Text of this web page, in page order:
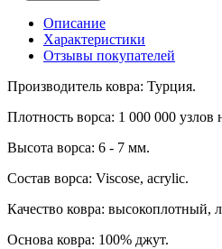
Описание
Характеристики
Отзывы покупателей
Производитель ковра: Турция.
Плотность ворса: 1 000 000 узлов
Высота ворса: 6 - 7 мм.
Состав ворса: Viscose, acrylic.
Качество ковра: высокоплотный,
Основа ковра: 100% джут.